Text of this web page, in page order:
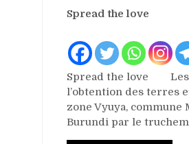
Spread the love
Spread the love Les
l’obtention des terres
zone Vyuya,
Burundi par le